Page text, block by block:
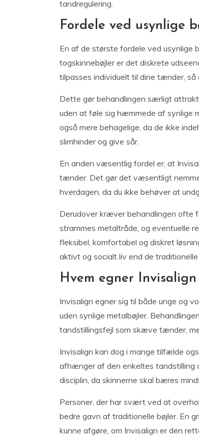
tandregulering.
Fordele ved usynlige
En af de største fordele ved usynlige
togskinnebøjler er det diskrete
tilpasses individuelt til dine tænder,
Dette gør behandlingen særligt
uden at føle sig hæmmede af synlige
også mere behagelige, da de ikke
slimhinder og give sår.
En anden væsentlig fordel er, at
tænder. Det gør det væsentligt
hverdagen, da du ikke behøver at
Derudover kræver behandlingen ofte
strammes metaltråde, og eventuelle
fleksibel, komfortabel og diskret
aktivt og socialt liv end de
Hvem egner
Invisalign egner sig til både unge og
uden synlige metalbøjler.
tandstillingsfejl som skæve tænder,
Invisalign kan dog i mange tilfælde
afhænger af den enkeltes tandstilling
disciplin, da skinnerne skal bæres
Personer, der har svært ved at
bedre gavn af traditionelle bøjler. En
kunne afgøre, om Invisalign er den